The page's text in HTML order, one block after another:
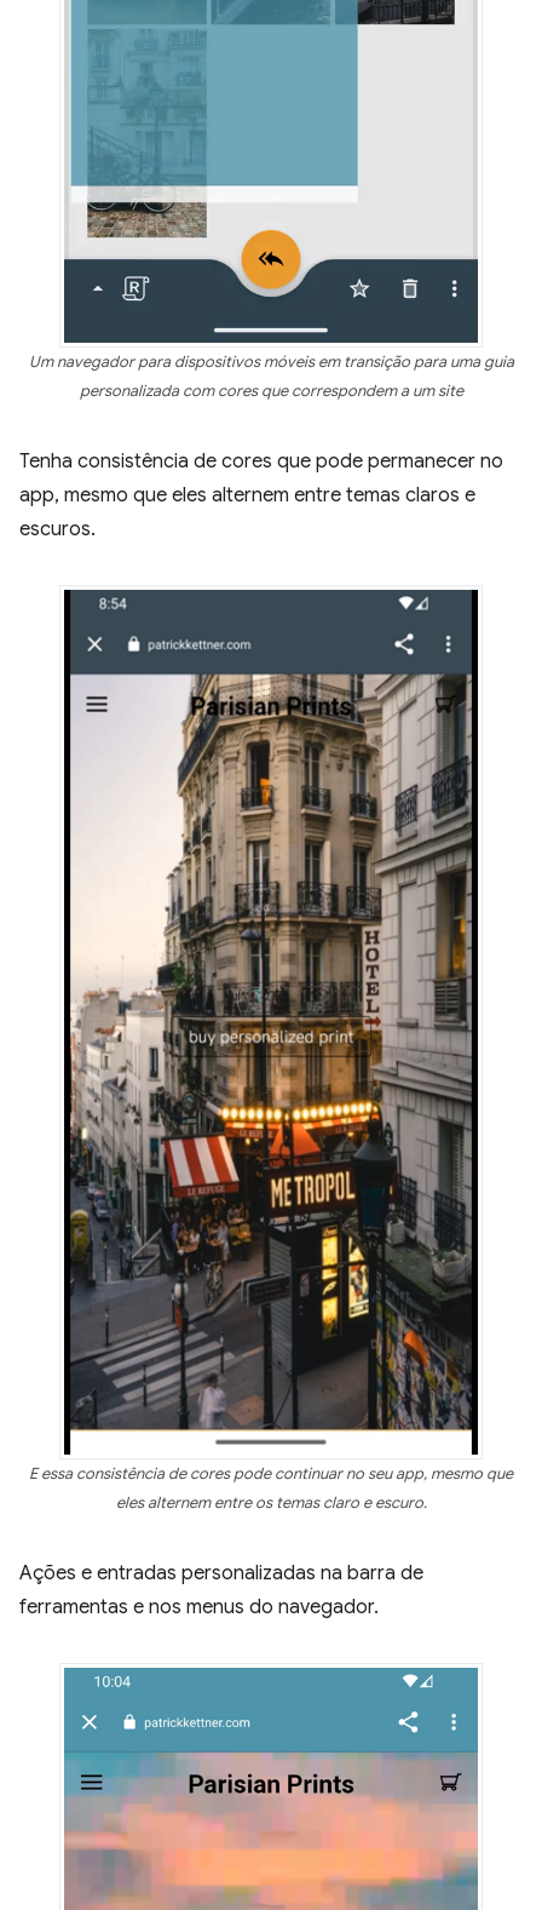
Um navegador para dispositivos móveis em transição para uma guia
personalizada com cores que correspondem a um site
Tenha consistência de cores que pode permanecer no
app, mesmo que eles alternem entre temas claros e
escuros.
E essa consistência de cores pode continuar no seu app, mesmo que
eles alternem entre os temas claro e escuro.
Ações e entradas personalizadas na barra de
ferramentas e nos menus do navegador.